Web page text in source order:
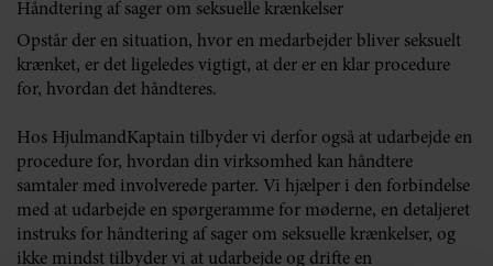
Håndtering af sager om seksuelle krænkelser
Opstår der en situation, hvor en medarbejder bliver seksuelt
krænket, er det ligeledes vigtigt, at der er en klar procedure
for, hvordan det håndteres.
Hos HjulmandKaptain tilbyder vi derfor også at udarbejde en
procedure for, hvordan din virksomhed kan håndtere
samtaler med involverede parter. Vi hjælper i den forbindelse
med at udarbejde en spørgeramme for møderne, en detaljeret
instruks for håndtering af sager om seksuelle krænkelser, og
ikke mindst tilbyder vi at udarbejde og drifte en